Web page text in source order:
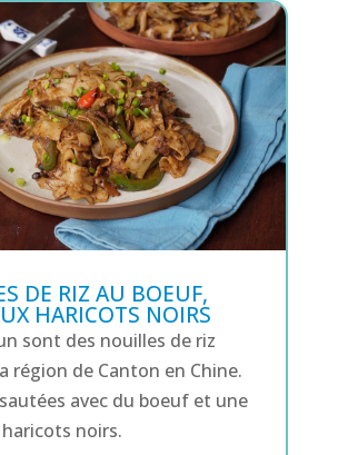
DE RIZ AU BOEUF,
HARICOTS NOIRS
sont des nouilles de riz
région de Canton en Chine.
avec du boeuf et une
noirs.